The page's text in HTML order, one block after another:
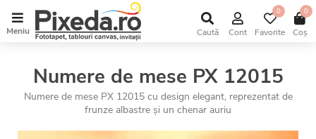
Meniu Caută Cont Favorite
0
Coș
0
Numere de mese PX 12015
Numere de mese PX 12015 cu design elegant, reprezentat de
frunze albastre și un chenar auriu